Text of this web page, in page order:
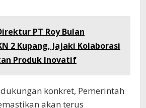
PT Roy Bulan
2 Kupang, Jajaki Kolaborasi
Produk Inovatif
konkret, Pemerintah
akan terus